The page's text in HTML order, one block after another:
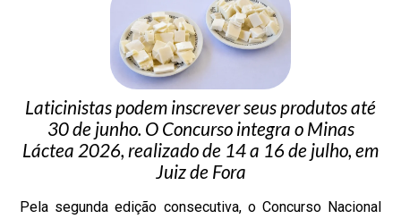
Laticinistas podem inscrever seus produtos até
30 de junho. O Concurso integra o Minas
Láctea 2026, realizado de 14 a 16 de julho, em
Juiz de Fora
Pela segunda edição consecutiva, o Concurso Nacional